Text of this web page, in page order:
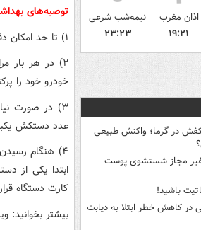
اذان مغرب
۱۹:۲۱
نیمه‌شب شرعی
۲۳:۲۳
در گرما؛ واکنش طبیعی
مجاز شستشوی پوست
باشید!
در کاهش خطر ابتلا به دیابت
توصیه‌های
۱) تا حد امکان دفعات بنزین، گاز و یا گازوئیل گرفتن خود را کاهش دهید.
۲) در هر بار
خودرو خود را
۳) در صورت
عدد دستکش
۴) هنگام
ابتدا یکی از
کارت دستگاه
بیشتر بخوانید: